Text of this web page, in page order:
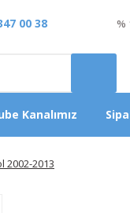
00 38 %
Kanalımız
2002-2013